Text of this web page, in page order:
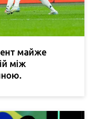
майже
між